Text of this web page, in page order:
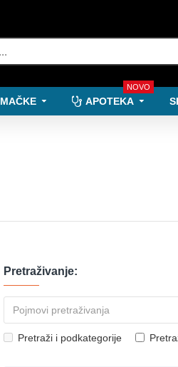
MAČKE APOTEKA
NOVO
Pretraživanje:
Pretraži i podkategorije